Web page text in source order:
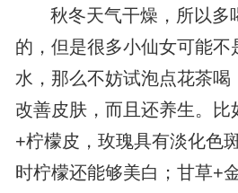
秋冬天气干燥，所以多
的，但是很多小仙女可能不
水，那么不妨试泡点花茶喝
改善皮肤，而且还养生。比
+柠檬皮，玫瑰具有淡化色
时柠檬还能够美白；甘草+